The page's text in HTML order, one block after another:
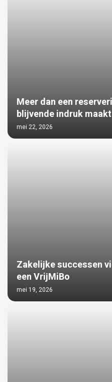
Meer dan een
blijvende indruk maakt
mei 22, 2026
Zakelijke successen
een VrijMiBo
mei 19, 2026